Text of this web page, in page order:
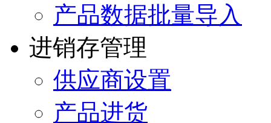
产品数据批量导入
进销存管理
供应商设置
产品进货